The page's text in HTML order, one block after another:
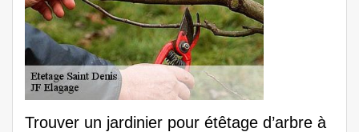
Trouver un jardinier pour étêtage d’arbre à